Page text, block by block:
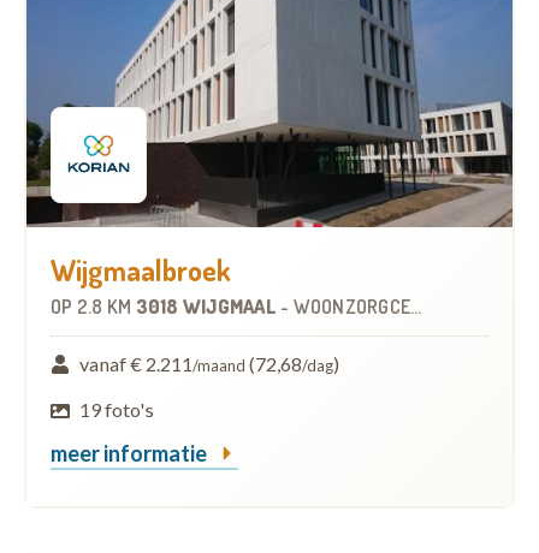
Wijgmaalbroek
OP 2.8 KM 3018 WIJGMAAL - WOONZORGCENTRUM (WZC)
vanaf € 2.211/maand (72,68/dag)
19 foto's
meer informatie